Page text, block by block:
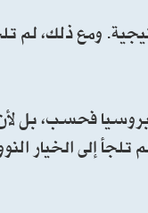
ومع ذلك، لم
فحسب، بل
تلجأ إلى الخيار